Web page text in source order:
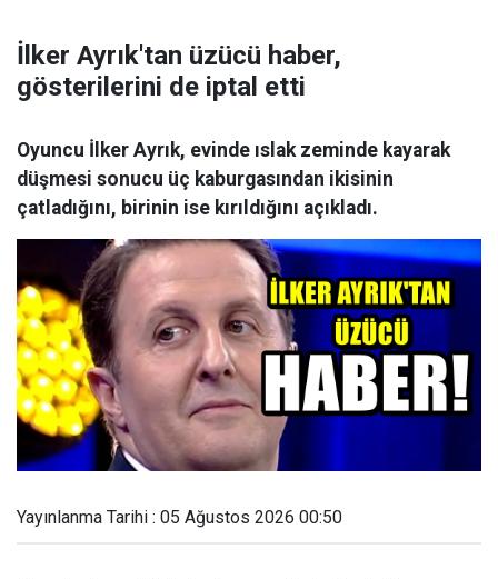
İlker Ayrık'tan üzücü haber,
gösterilerini de iptal etti
Oyuncu İlker Ayrık, evinde ıslak zeminde kayarak
düşmesi sonucu üç kaburgasından ikisinin
çatladığını, birinin ise kırıldığını açıkladı.
Yayınlanma Tarihi : 05 Ağustos 2026 00:50